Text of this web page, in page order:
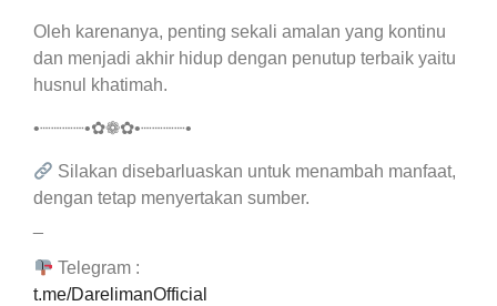
Oleh karenanya, penting sekali amalan yang kontinu
dan menjadi akhir hidup dengan penutup terbaik yaitu
husnul khatimah.
•┈┈┈┈•✿❁✿•┈┈┈┈•
Silakan disebarluaskan untuk menambah manfaat,
dengan tetap menyertakan sumber.
Telegram :
t.me/DarelimanOfficial